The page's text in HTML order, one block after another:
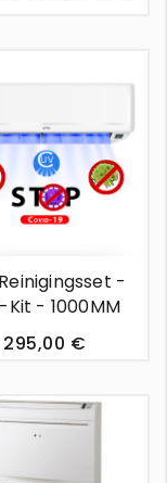
-
Kit - 1000MM
Strook
295,00 €